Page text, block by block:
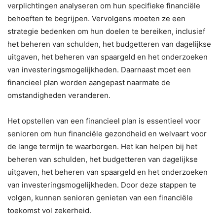
verplichtingen analyseren om hun specifieke financiële
behoeften te begrijpen. Vervolgens moeten ze een
strategie bedenken om hun doelen te bereiken, inclusief
het beheren van schulden, het budgetteren van dagelijkse
uitgaven, het beheren van spaargeld en het onderzoeken
van investeringsmogelijkheden. Daarnaast moet een
financieel plan worden aangepast naarmate de
omstandigheden veranderen.
Het opstellen van een financieel plan is essentieel voor
senioren om hun financiële gezondheid en welvaart voor
de lange termijn te waarborgen. Het kan helpen bij het
beheren van schulden, het budgetteren van dagelijkse
uitgaven, het beheren van spaargeld en het onderzoeken
van investeringsmogelijkheden. Door deze stappen te
volgen, kunnen senioren genieten van een financiële
toekomst vol zekerheid.